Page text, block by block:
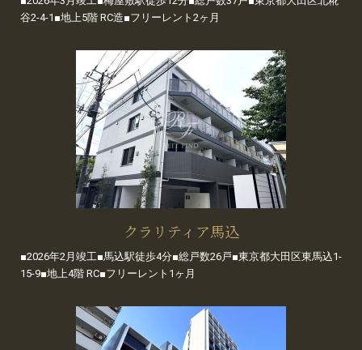
谷2-4-1■地上5階 RC造■フリーレント2ヶ月
クラリティア馬込
■2026年2月竣工■馬込駅徒歩4分■総戸数26戸■東京都大田区東馬込1-
15-9■地上4階 RC■フリーレント1ヶ月